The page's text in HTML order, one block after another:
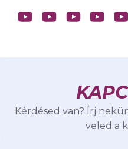
Kérdésed van? Írj
veled a